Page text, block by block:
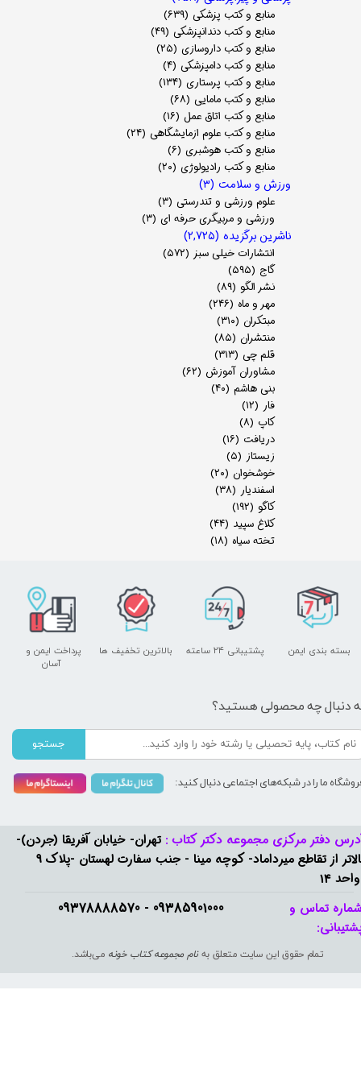
منابع و کتب پزشکی (۶۳۹)
منابع و کتب دندانپزشکی (۴۹)
منابع و کتب داروسازی (۲۵)
منابع و کتب دامپزشکی (۴)
منابع و کتب پرستاری (۱۳۴)
منابع و کتب مامایی (۶۸)
منابع و کتب اتاق عمل (۱۶)
منابع و کتب علوم ازمایشگاهی (۲۴)
منابع و کتب هوشبری (۶)
منابع و کتب رادیولوژی (۲۰)
ورزش و سلامت (۳)
علوم ورزشی و تندرستی (۳)
ورزشی و مربیگری حرفه ای (۳)
ناشرین برگزیده (۲,۷۲۵)
انتشارات خیلی سبز (۵۷۲)
گاج (۵۹۵)
نشر الگو (۸۹)
مهر و ماه (۲۴۶)
مبتکران (۳۱۰)
منتشران (۸۵)
قلم چی (۳۱۳)
مشاوران آموزش (۶۲)
بنی هاشم (۴۰)
فار (۱۲)
کاپ (۸)
دریافت (۱۶)
زیستاز (۵)
خوشخوان (۲۰)
اسفندیار (۳۸)
کاگو (۱۹۲)
کلاغ سپید (۴۴)
تخته سیاه (۱۸)
09385901000 - 09378888570​​​​​​​
دفتر مرکزی مجموعه دکتر کتاب : تهران- خیابان آفریقا (جردن)-
بالاتر از تقاطع میرداماد- کوچه مینا - جنب سفارت لهستان -پلاک 9
14
تمام حقوق این سایت متعلق بهنام مجموعه کتاب خونه می‌باشد.
تماس و
پشتیبانی ۲۴ ساعته
پرداخت ایمن و ​​​​​​​
آسان
بسته بندی ایمن بالاترین تخفیف ها
دنبال چه محصولی هستید؟
جستجو
ما را در شبکه‌های اجتماعی دنبال کنید: